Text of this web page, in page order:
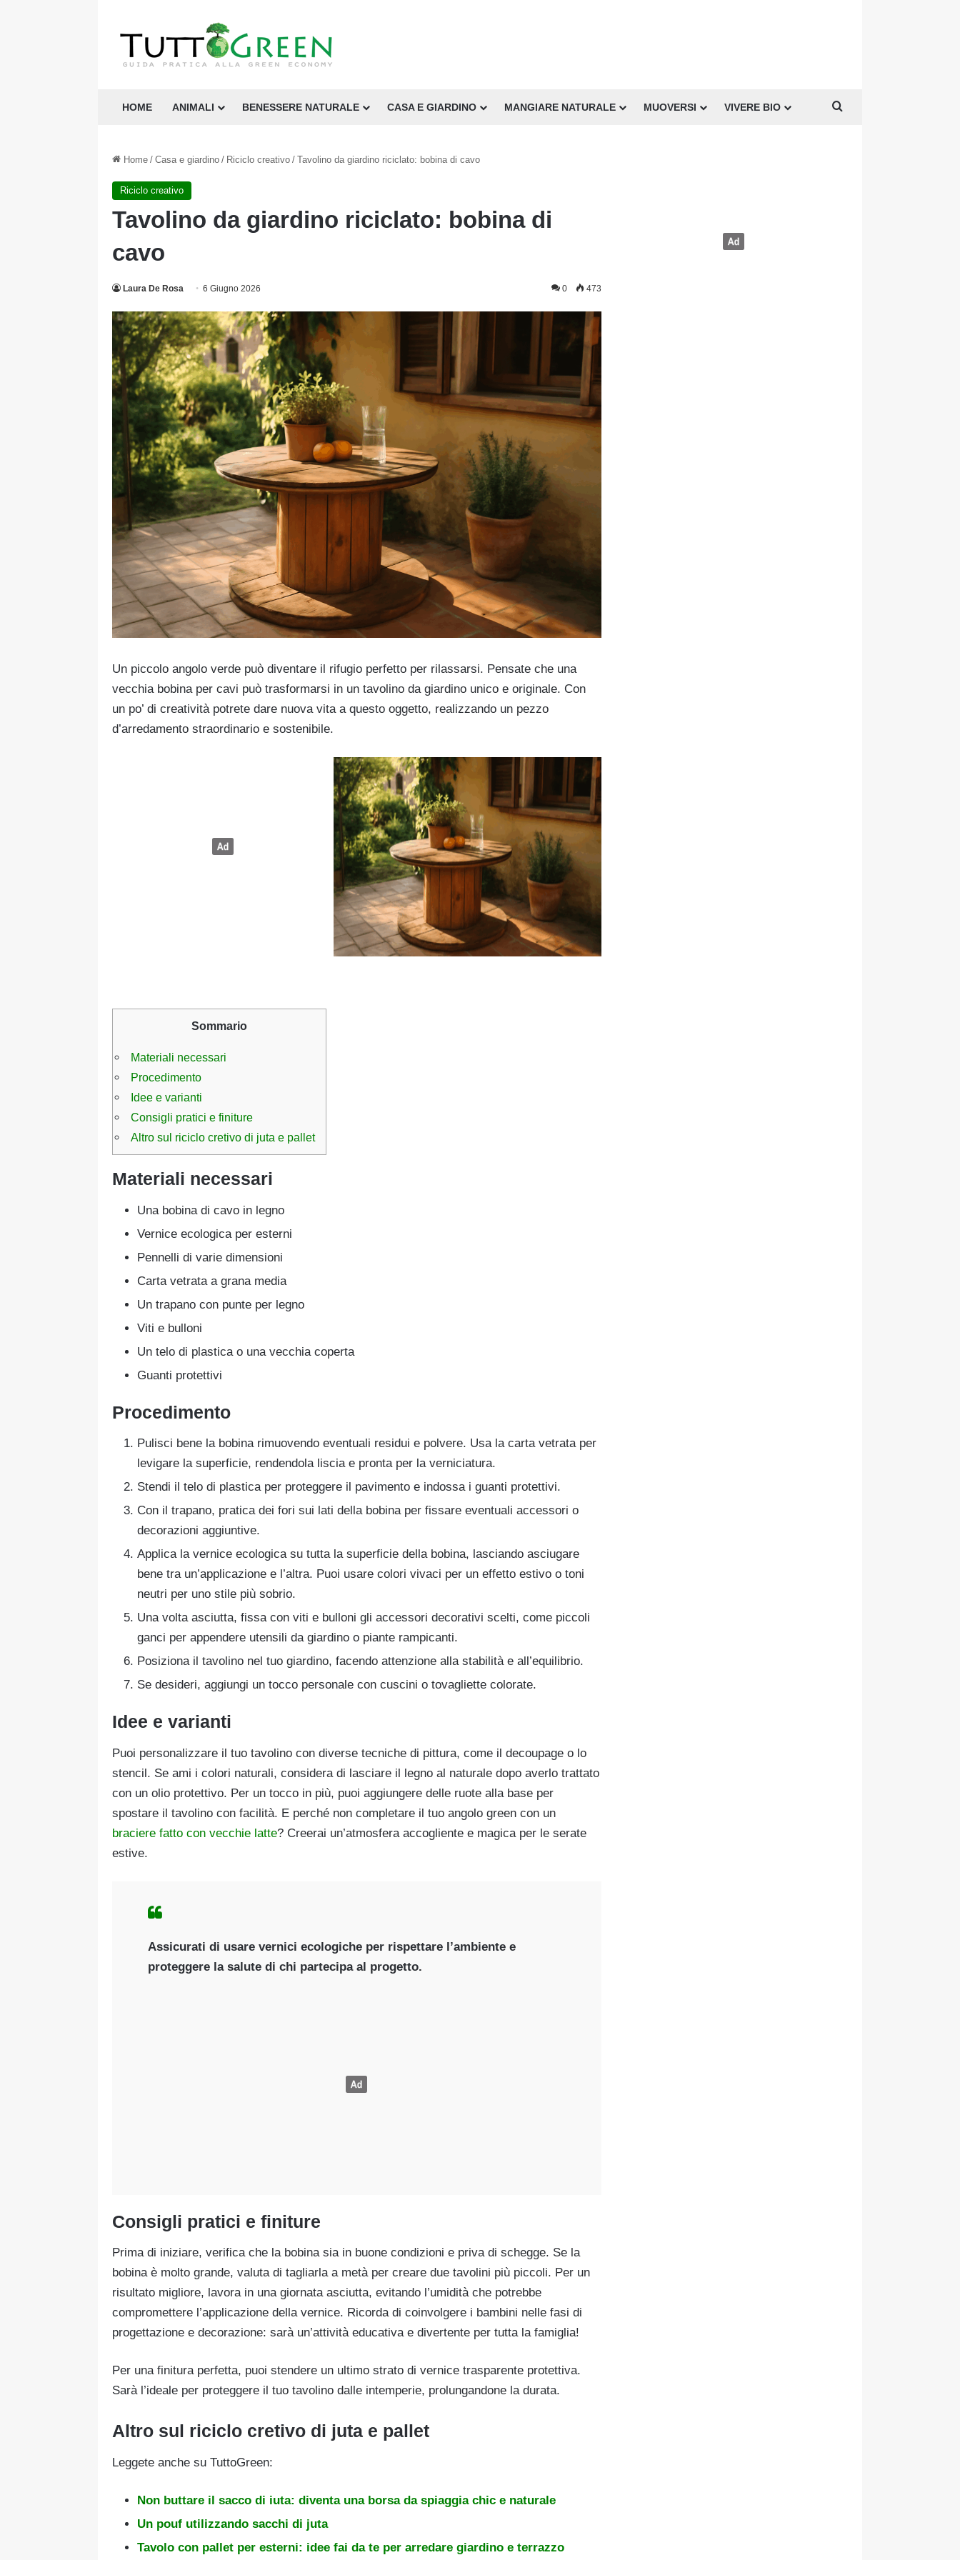
HOME ANIMALI BENESSERE NATURALE CASA E GIARDINO MANGIARE NATURALE MUOVERSI VIVERE BIO
Home / Casa e giardino / Riciclo creativo / Tavolino da giardino riciclato: bobina di cavo
Riciclo creativo
Tavolino da giardino riciclato: bobina di
cavo
Laura De Rosa 6 Giugno 2026 0 473
Un piccolo angolo verde può diventare il rifugio perfetto per rilassarsi. Pensate che una
vecchia bobina per cavi può trasformarsi in un tavolino da giardino unico e originale. Con
un po’ di creatività potrete dare nuova vita a questo oggetto, realizzando un pezzo
d’arredamento straordinario e sostenibile.
Sommario
Materiali necessari
Procedimento
Idee e varianti
Consigli pratici e finiture
Altro sul riciclo cretivo di juta e pallet
Materiali necessari
Una bobina di cavo in legno
Vernice ecologica per esterni
Pennelli di varie dimensioni
Carta vetrata a grana media
Un trapano con punte per legno
Viti e bulloni
Un telo di plastica o una vecchia coperta
Guanti protettivi
Procedimento
Pulisci bene la bobina rimuovendo eventuali residui e polvere. Usa la carta vetrata per
levigare la superficie, rendendola liscia e pronta per la verniciatura.
Stendi il telo di plastica per proteggere il pavimento e indossa i guanti protettivi.
Con il trapano, pratica dei fori sui lati della bobina per fissare eventuali accessori o
decorazioni aggiuntive.
Applica la vernice ecologica su tutta la superficie della bobina, lasciando asciugare
bene tra un’applicazione e l’altra. Puoi usare colori vivaci per un effetto estivo o toni
neutri per uno stile più sobrio.
Una volta asciutta, fissa con viti e bulloni gli accessori decorativi scelti, come piccoli
ganci per appendere utensili da giardino o piante rampicanti.
Posiziona il tavolino nel tuo giardino, facendo attenzione alla stabilità e all’equilibrio.
Se desideri, aggiungi un tocco personale con cuscini o tovagliette colorate.
Idee e varianti
Puoi personalizzare il tuo tavolino con diverse tecniche di pittura, come il decoupage o lo
stencil. Se ami i colori naturali, considera di lasciare il legno al naturale dopo averlo trattato
con un olio protettivo. Per un tocco in più, puoi aggiungere delle ruote alla base per
spostare il tavolino con facilità. E perché non completare il tuo angolo green con un
braciere fatto con vecchie latte? Creerai un’atmosfera accogliente e magica per le serate
estive.
Assicurati di usare vernici ecologiche per rispettare l’ambiente e
proteggere la salute di chi partecipa al progetto.
Consigli pratici e finiture
Prima di iniziare, verifica che la bobina sia in buone condizioni e priva di schegge. Se la
bobina è molto grande, valuta di tagliarla a metà per creare due tavolini più piccoli. Per un
risultato migliore, lavora in una giornata asciutta, evitando l’umidità che potrebbe
compromettere l’applicazione della vernice. Ricorda di coinvolgere i bambini nelle fasi di
progettazione e decorazione: sarà un’attività educativa e divertente per tutta la famiglia!
Per una finitura perfetta, puoi stendere un ultimo strato di vernice trasparente protettiva.
Sarà l’ideale per proteggere il tuo tavolino dalle intemperie, prolungandone la durata.
Altro sul riciclo cretivo di juta e pallet
Leggete anche su TuttoGreen:
Non buttare il sacco di iuta: diventa una borsa da spiaggia chic e naturale
Un pouf utilizzando sacchi di juta
Tavolo con pallet per esterni: idee fai da te per arredare giardino e terrazzo